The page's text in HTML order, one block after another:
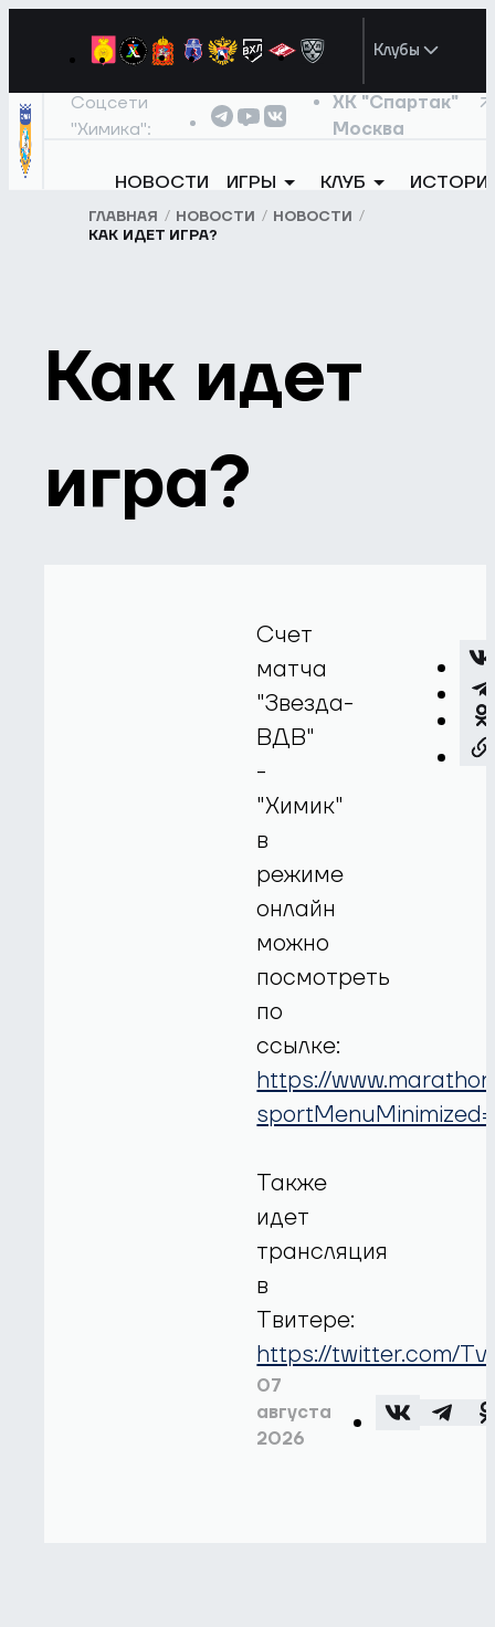
Клубы
Соцсети
"Химика":
ХК "Спартак"
Москва
НОВОСТИ ИГРЫ КЛУБ
ГЛАВНАЯ НОВОСТИ
НОВОСТИ
КАК ИДЕТ ИГРА?
Как идет
игра?
Счет
матча
"Звезда-
ВДВ"
-
"Химик"
в
режиме
онлайн
можно
посмотреть
по
ссылке:
https://
Также
идет
трансляция
в
Твитере:
https://twitter.com/
07
августа
2026